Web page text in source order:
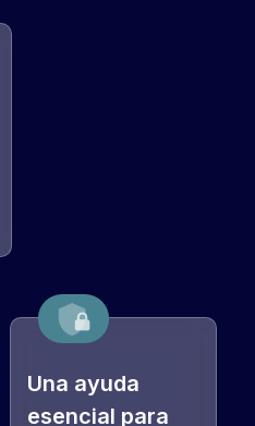
Una ayuda
esencial para